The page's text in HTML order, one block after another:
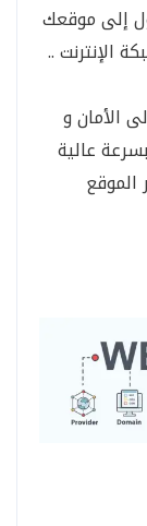
إلى موقعك
الإنترنت ..
الأمان و
عالية